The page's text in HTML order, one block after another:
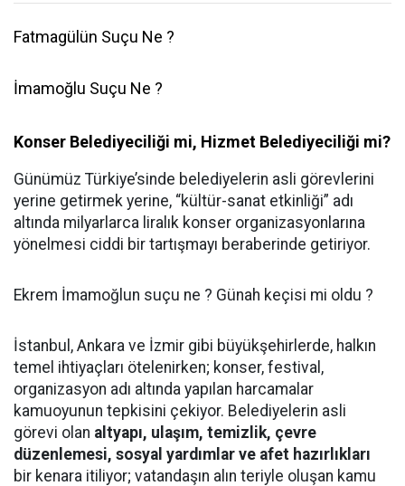
Fatmagülün Suçu Ne ?
İmamoğlu Suçu Ne ?
Konser Belediyeciliği mi, Hizmet Belediyeciliği mi?
Günümüz Türkiye’sinde belediyelerin asli görevlerini
yerine getirmek yerine, “kültür-sanat etkinliği” adı
altında milyarlarca liralık konser organizasyonlarına
yönelmesi ciddi bir tartışmayı beraberinde getiriyor.
Ekrem İmamoğlun suçu ne ? Günah keçisi mi oldu ?
İstanbul, Ankara ve İzmir gibi büyükşehirlerde, halkın
temel ihtiyaçları ötelenirken; konser, festival,
organizasyon adı altında yapılan harcamalar
kamuoyunun tepkisini çekiyor. Belediyelerin asli
görevi olan altyapı, ulaşım, temizlik, çevre
düzenlemesi, sosyal yardımlar ve afet hazırlıkları
bir kenara itiliyor; vatandaşın alın teriyle oluşan kamu